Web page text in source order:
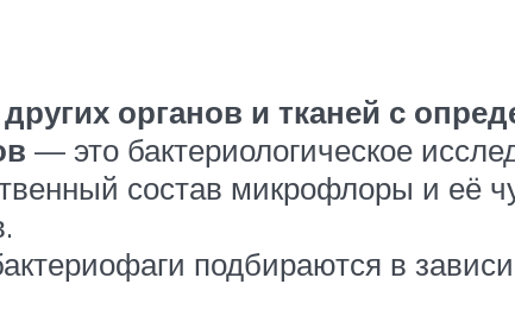
органов и тканей с
— это бактериологическое
состав микрофлоры и её
подбираются в